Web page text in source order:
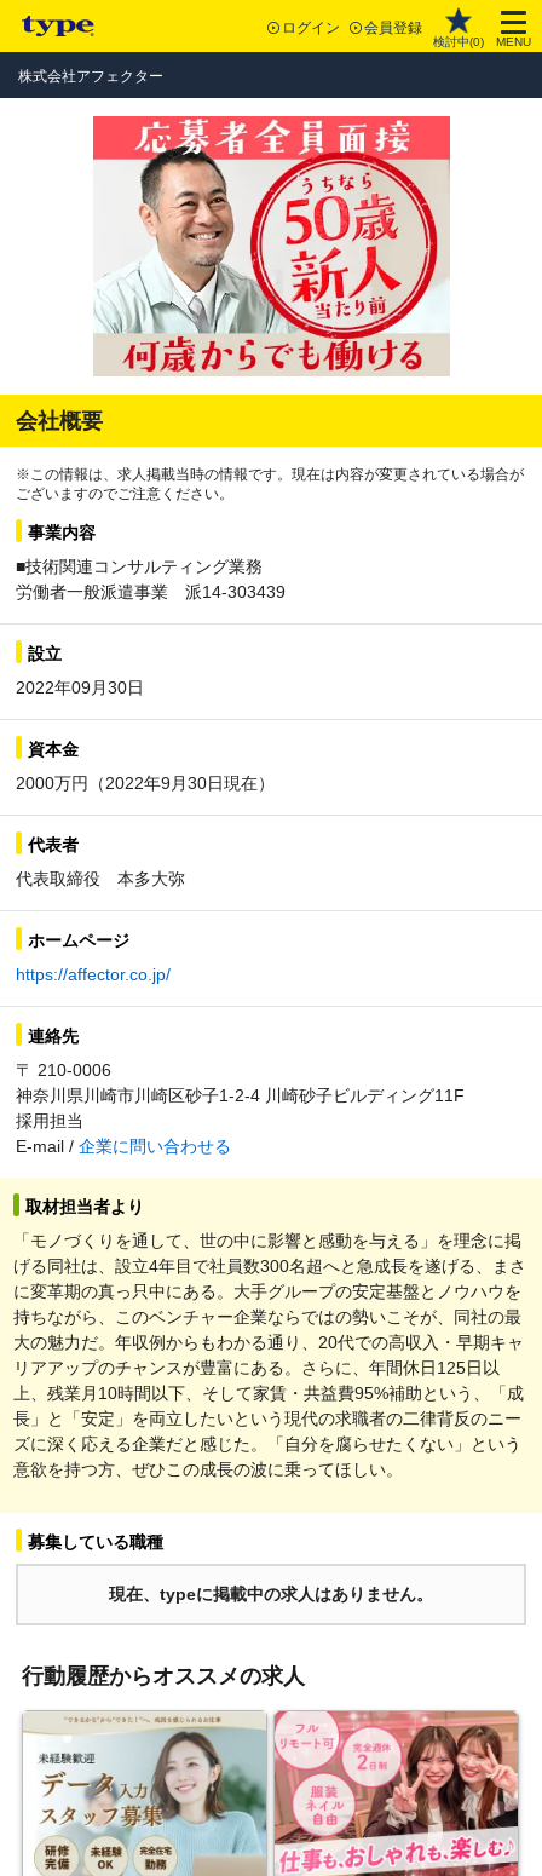
ログイン 会員登録
検討中(0) MENU
株式会社アフェクター
会社概要
※この情報は、求人掲載当時の情報です。現在は内容が変更されている場合が
ございますのでご注意ください。
事業内容
■技術関連コンサルティング業務
労働者一般派遣事業 派14-303439
設立
2022年09月30日
資本金
2000万円（2022年9月30日現在）
代表者
代表取締役 本多大弥
ホームページ
https://affector.co.jp/
連絡先
〒 210-0006
神奈川県川崎市川崎区砂子1-2-4 川崎砂子ビルディング11F
採用担当
E-mail / 企業に問い合わせる
取材担当者より
「モノづくりを通して、世の中に影響と感動を与える」を理念に掲
げる同社は、設立4年目で社員数300名超へと急成長を遂げる、まさ
に変革期の真っ只中にある。大手グループの安定基盤とノウハウを
持ちながら、このベンチャー企業ならではの勢いこそが、同社の最
大の魅力だ。年収例からもわかる通り、20代での高収入・早期キャ
リアアップのチャンスが豊富にある。さらに、年間休日125日以
上、残業月10時間以下、そして家賃・共益費95%補助という、「成
長」と「安定」を両立したいという現代の求職者の二律背反のニー
ズに深く応える企業だと感じた。「自分を腐らせたくない」という
意欲を持つ方、ぜひこの成長の波に乗ってほしい。
募集している職種
現在、typeに掲載中の求人はありません。
行動履歴からオススメの求人